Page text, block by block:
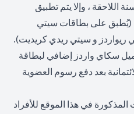
السنة اللاحقة ، وإلا يتم تطبيق
إماراتي (يُطبق على بطاقات سيتي
ريواردز و سيتي ريدي كريديت).
منح 25,000 و 10,000 ميل سكاي واردز إضافي لبطاقة
بعد دفع رسوم العضوية
المذكورة في هذا الموقع للأفراد